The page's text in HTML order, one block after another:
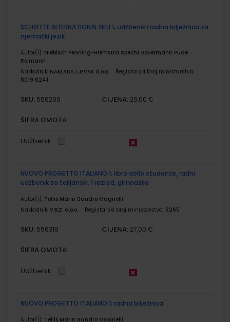
SCHRITTE INTERNATIONAL NEU 1; udžbenik i radna bilježnica za
njemački jezik
Autor(i): Niebisch Penning-Hiemstra Specht Bovermann Pude
Reimann
Nakladnik: NAKLADA LJEVAK d.o.o.
Registarski broj ministarstva:
8019;6241
SKU: 556299 CIJENA: 29,00 €
ŠIFRA OMOTA:
Udžbenik
NUOVO PROGETTO ITALIANO 1; libro dello studente, radni
udžbenik za talijanski, 1 razred, gimnazija
Autor(i): Tellis Marin Sandro Magnelli
Nakladnik: V.B.Z. d.o.o. Registarski broj ministarstva: 6265
SKU: 556319 CIJENA: 27,00 €
ŠIFRA OMOTA:
Udžbenik
NUOVO PROGETTO ITALIANO 1; radna bilježnica
Autor(i): Tellis Marin Sandro Magnelli